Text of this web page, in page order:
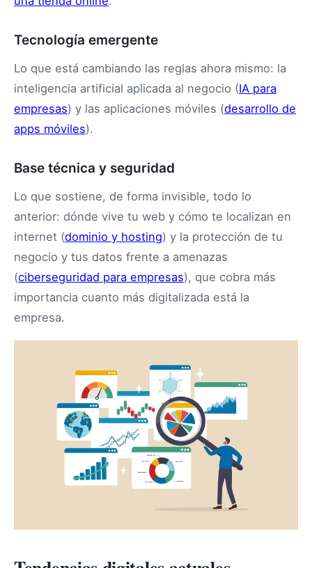
Tecnología emergente
Lo que está cambiando las reglas ahora mismo: la
inteligencia artificial aplicada al negocio (IA para
empresas) y las aplicaciones móviles (desarrollo de
apps móviles).
Base técnica y seguridad
Lo que sostiene, de forma invisible, todo lo
anterior: dónde vive tu web y cómo te localizan en
internet (dominio y hosting) y la protección de tu
negocio y tus datos frente a amenazas
(ciberseguridad para empresas), que cobra más
importancia cuanto más digitalizada está la
empresa.